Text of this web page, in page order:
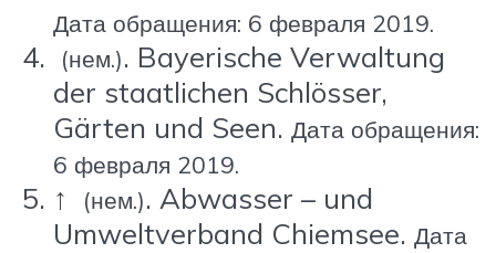
Дата обращения: 6 февраля 2019.
(нем.). Bayerische Verwaltung
der staatlichen Schlösser,
Gärten und Seen. Дата обращения:
6 февраля 2019.
↑ (нем.). Abwasser – und
Umweltverband Chiemsee. Дата